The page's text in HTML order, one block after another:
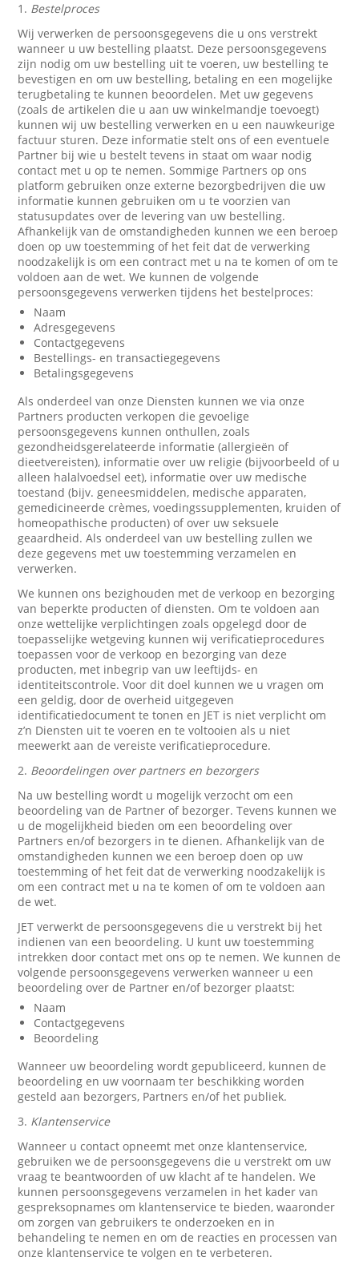
1. Bestelproces
Wij verwerken de persoonsgegevens die u ons verstrekt
wanneer u uw bestelling plaatst. Deze persoonsgegevens
zijn nodig om uw bestelling uit te voeren, uw bestelling te
bevestigen en om uw bestelling, betaling en een mogelijke
terugbetaling te kunnen beoordelen. Met uw gegevens
(zoals de artikelen die u aan uw winkelmandje toevoegt)
kunnen wij uw bestelling verwerken en u een nauwkeurige
factuur sturen. Deze informatie stelt ons of een eventuele
Partner bij wie u bestelt tevens in staat om waar nodig
contact met u op te nemen. Sommige Partners op ons
platform gebruiken onze externe bezorgbedrijven die uw
informatie kunnen gebruiken om u te voorzien van
statusupdates over de levering van uw bestelling.
Afhankelijk van de omstandigheden kunnen we een beroep
doen op uw toestemming of het feit dat de verwerking
noodzakelijk is om een contract met u na te komen of om te
voldoen aan de wet. We kunnen de volgende
persoonsgegevens verwerken tijdens het bestelproces:
Naam
Adresgegevens
Contactgegevens
Bestellings- en transactiegegevens
Betalingsgegevens
Als onderdeel van onze Diensten kunnen we via onze
Partners producten verkopen die gevoelige
persoonsgegevens kunnen onthullen, zoals
gezondheidsgerelateerde informatie (allergieën of
dieetvereisten), informatie over uw religie (bijvoorbeeld of u
alleen halalvoedsel eet), informatie over uw medische
toestand (bijv. geneesmiddelen, medische apparaten,
gemedicineerde crèmes, voedingssupplementen, kruiden of
homeopathische producten) of over uw seksuele
geaardheid. Als onderdeel van uw bestelling zullen we
deze gegevens met uw toestemming verzamelen en
verwerken.
We kunnen ons bezighouden met de verkoop en bezorging
van beperkte producten of diensten. Om te voldoen aan
onze wettelijke verplichtingen zoals opgelegd door de
toepasselijke wetgeving kunnen wij verificatieprocedures
toepassen voor de verkoop en bezorging van deze
producten, met inbegrip van uw leeftijds- en
identiteitscontrole. Voor dit doel kunnen we u vragen om
een geldig, door de overheid uitgegeven
identificatiedocument te tonen en JET is niet verplicht om
z’n Diensten uit te voeren en te voltooien als u niet
meewerkt aan de vereiste verificatieprocedure.
2. Beoordelingen over partners en bezorgers
Na uw bestelling wordt u mogelijk verzocht om een
beoordeling van de Partner of bezorger. Tevens kunnen we
u de mogelijkheid bieden om een beoordeling over
Partners en/of bezorgers in te dienen. Afhankelijk van de
omstandigheden kunnen we een beroep doen op uw
toestemming of het feit dat de verwerking noodzakelijk is
om een contract met u na te komen of om te voldoen aan
de wet.
JET verwerkt de persoonsgegevens die u verstrekt bij het
indienen van een beoordeling. U kunt uw toestemming
intrekken door contact met ons op te nemen. We kunnen de
volgende persoonsgegevens verwerken wanneer u een
beoordeling over de Partner en/of bezorger plaatst:
Naam
Contactgegevens
Beoordeling
Wanneer uw beoordeling wordt gepubliceerd, kunnen de
beoordeling en uw voornaam ter beschikking worden
gesteld aan bezorgers, Partners en/of het publiek.
3. Klantenservice
Wanneer u contact opneemt met onze klantenservice,
gebruiken we de persoonsgegevens die u verstrekt om uw
vraag te beantwoorden of uw klacht af te handelen. We
kunnen persoonsgegevens verzamelen in het kader van
gespreksopnames om klantenservice te bieden, waaronder
om zorgen van gebruikers te onderzoeken en in
behandeling te nemen en om de reacties en processen van
onze klantenservice te volgen en te verbeteren.